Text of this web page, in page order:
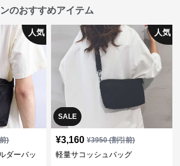
のおすすめアイテム
人気
)
ダーバッ
SALE
人気
¥3,160 ¥3950(割引前)
軽量サコッシュバッグ